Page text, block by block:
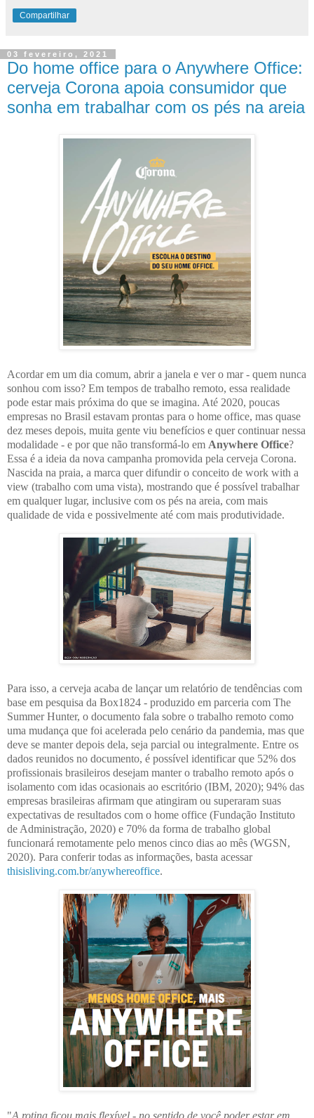
Compartilhar
03 fevereiro, 2021
Do home office para o Anywhere Office:
cerveja Corona apoia consumidor que
sonha em trabalhar com os pés na areia
Acordar em um dia comum, abrir a janela e ver o mar - quem nunca
sonhou com isso? Em tempos de trabalho remoto, essa realidade
pode estar mais próxima do que se imagina. Até 2020, poucas
empresas no Brasil estavam prontas para o home office, mas quase
dez meses depois, muita gente viu benefícios e quer continuar nessa
modalidade - e por que não transformá-lo em Anywhere Office?
Essa é a ideia da nova campanha promovida pela cerveja Corona.
Nascida na praia, a marca quer difundir o conceito de work with a
view (trabalho com uma vista), mostrando que é possível trabalhar
em qualquer lugar, inclusive com os pés na areia, com mais
qualidade de vida e possivelmente até com mais produtividade.
Para isso, a cerveja acaba de lançar um relatório de tendências com
base em pesquisa da Box1824 - produzido em parceria com The
Summer Hunter, o documento fala sobre o trabalho remoto como
uma mudança que foi acelerada pelo cenário da pandemia, mas que
deve se manter depois dela, seja parcial ou integralmente. Entre os
dados reunidos no documento, é possível identificar que 52% dos
profissionais brasileiros desejam manter o trabalho remoto após o
isolamento com idas ocasionais ao escritório (IBM, 2020); 94% das
empresas brasileiras afirmam que atingiram ou superaram suas
expectativas de resultados com o home office (Fundação Instituto
de Administração, 2020) e 70% da forma de trabalho global
funcionará remotamente pelo menos cinco dias ao mês (WGSN,
2020). Para conferir todas as informações, basta acessar
thisisliving.com.br/anywhereoffice.
"A rotina ficou mais flexível - no sentido de você poder estar em